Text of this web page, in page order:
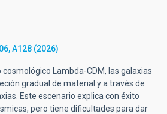
A128 (2026)
cosmológico Lambda-CDM, las galaxias
gradual de material y a través de
Este escenario explica con éxito
pero tiene dificultades para dar